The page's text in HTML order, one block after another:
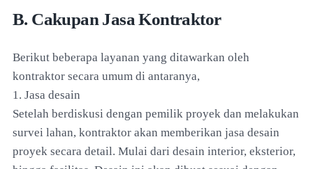
B. Cakupan Jasa Kontraktor
Berikut beberapa layanan yang ditawarkan oleh
kontraktor secara umum di antaranya,
1. Jasa desain
Setelah berdiskusi dengan pemilik proyek dan melakukan
survei lahan, kontraktor akan memberikan jasa desain
proyek secara detail. Mulai dari desain interior, eksterior,